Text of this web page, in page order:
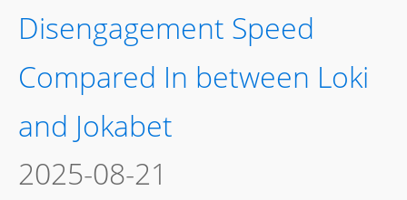
Disengagement Speed
Compared In between Loki
and Jokabet
2025-08-21